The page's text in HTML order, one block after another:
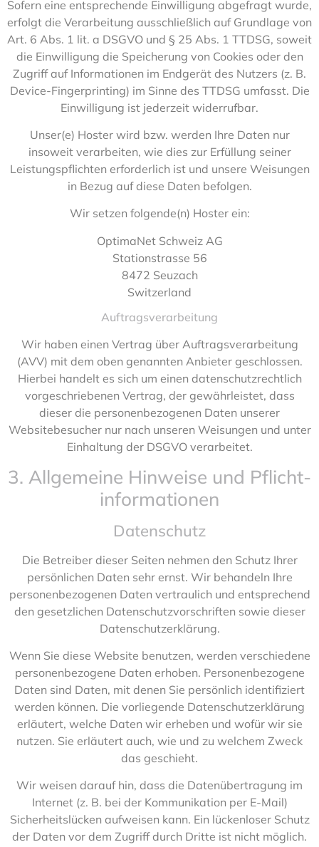
Sofern eine entsprechende Einwilligung abgefragt wurde,
erfolgt die Verarbeitung ausschließlich auf Grundlage von
Art. 6 Abs. 1 lit. a DSGVO und § 25 Abs. 1 TTDSG, soweit
die Einwilligung die Speicherung von Cookies oder den
Zugriff auf Informationen im Endgerät des Nutzers (z. B.
Device-Fingerprinting) im Sinne des TTDSG umfasst. Die
Einwilligung ist jederzeit widerrufbar.
Unser(e) Hoster wird bzw. werden Ihre Daten nur
insoweit verarbeiten, wie dies zur Erfüllung seiner
Leistungspflichten erforderlich ist und unsere Weisungen
in Bezug auf diese Daten befolgen.
Wir setzen folgende(n) Hoster ein:
OptimaNet Schweiz AG
Stationstrasse 56
8472 Seuzach
Switzerland
Auftragsverarbeitung
Wir haben einen Vertrag über Auftragsverarbeitung
(AVV) mit dem oben genannten Anbieter geschlossen.
Hierbei handelt es sich um einen datenschutzrechtlich
vorgeschriebenen Vertrag, der gewährleistet, dass
dieser die personenbezogenen Daten unserer
Websitebesucher nur nach unseren Weisungen und unter
Einhaltung der DSGVO verarbeitet.
3. Allgemeine Hinweise und Pflicht­
informationen
Datenschutz
Die Betreiber dieser Seiten nehmen den Schutz Ihrer
persönlichen Daten sehr ernst. Wir behandeln Ihre
personenbezogenen Daten vertraulich und entsprechend
den gesetzlichen Datenschutzvorschriften sowie dieser
Datenschutzerklärung.
Wenn Sie diese Website benutzen, werden verschiedene
personenbezogene Daten erhoben. Personenbezogene
Daten sind Daten, mit denen Sie persönlich identifiziert
werden können. Die vorliegende Datenschutzerklärung
erläutert, welche Daten wir erheben und wofür wir sie
nutzen. Sie erläutert auch, wie und zu welchem Zweck
das geschieht.
Wir weisen darauf hin, dass die Datenübertragung im
Internet (z. B. bei der Kommunikation per E-Mail)
Sicherheitslücken aufweisen kann. Ein lückenloser Schutz
der Daten vor dem Zugriff durch Dritte ist nicht möglich.